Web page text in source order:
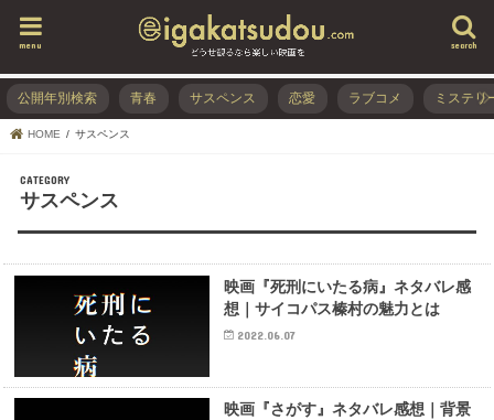
search
menu
公開年別検索 青春 サスペンス 恋愛 ラブコメ ミステリ
HOME サスペンス
サスペンス
映画『死刑にいたる病』ネタバレ感
想｜サイコパス榛村の魅力とは
2022.06.07
映画『さがす』ネタバレ感想｜背景